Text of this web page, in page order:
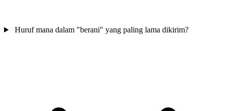
Huruf mana dalam "berani" yang paling lama dikirim?